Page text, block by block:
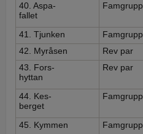
40. Aspa-
fallet
Famgrupp
41. Tjunken
Famgrupp
42. Myråsen
Rev par
43. Fors-
hyttan
Rev par
44. Kes-
berget
Famgrupp
45. Kymmen
Famgrupp